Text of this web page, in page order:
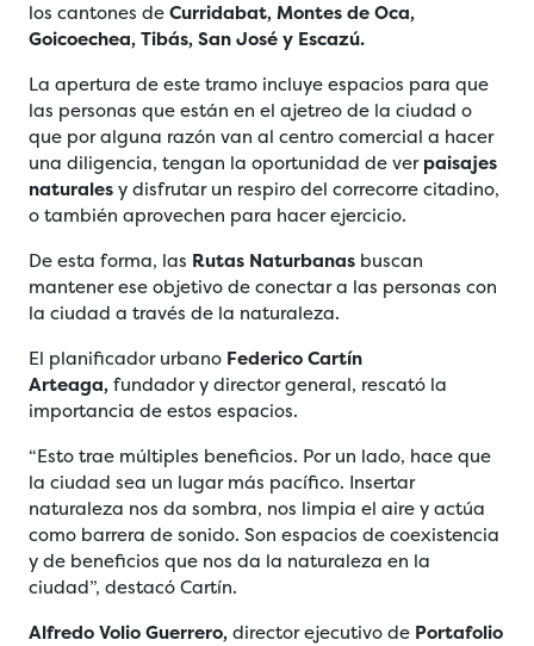
los cantones de Curridabat, Montes de Oca,
Goicoechea, Tibás, San José y Escazú.
La apertura de este tramo incluye espacios para que
las personas que están en el ajetreo de la ciudad o
que por alguna razón van al centro comercial a hacer
una diligencia, tengan la oportunidad de ver paisajes
naturales y disfrutar un respiro del correcorre citadino,
o también aprovechen para hacer ejercicio.
De esta forma, las Rutas Naturbanas buscan
mantener ese objetivo de conectar a las personas con
la ciudad a través de la naturaleza.
El planificador urbano Federico Cartín
Arteaga, fundador y director general, rescató la
importancia de estos espacios.
“Esto trae múltiples beneficios. Por un lado, hace que
la ciudad sea un lugar más pacífico. Insertar
naturaleza nos da sombra, nos limpia el aire y actúa
como barrera de sonido. Son espacios de coexistencia
y de beneficios que nos da la naturaleza en la
ciudad”, destacó Cartín.
Alfredo Volio Guerrero, director ejecutivo de Portafolio